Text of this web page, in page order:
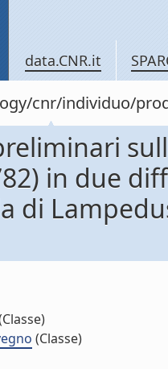
data.CNR.it
cnr/individuo/
in due
di
(Classe)